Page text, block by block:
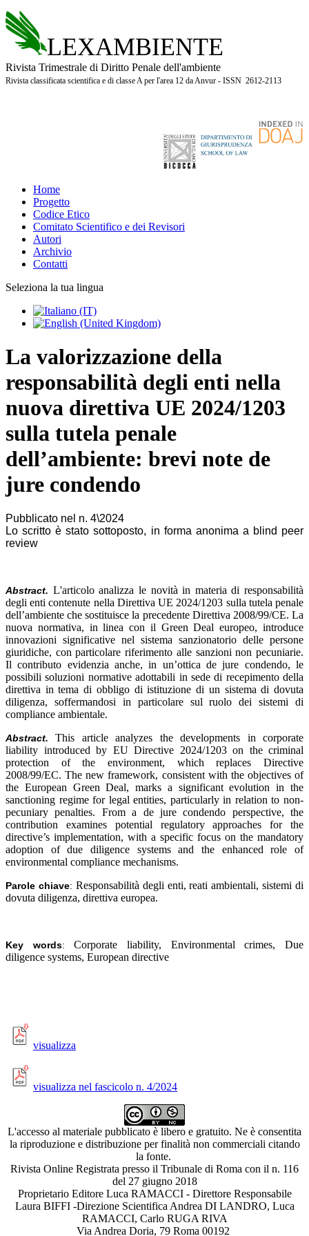
LEXAMBIENTE
Rivista Trimestrale di Diritto Penale dell'ambiente
Rivista classificata scientifica e di classe A per l'area 12 da Anvur - ISSN 2612-2113
Home
Progetto
Codice Etico
Comitato Scientifico e dei Revisori
Autori
Archivio
Contatti
Seleziona la tua lingua
La valorizzazione della
responsabilità degli enti nella
nuova direttiva UE 2024/1203
sulla tutela penale
dell’ambiente: brevi note de
jure condendo
Pubblicato nel n. 4\2024
Lo scritto è stato sottoposto, in forma anonima a blind peer
review
Abstract. L'articolo analizza le novità in materia di responsabilità
degli enti contenute nella Direttiva UE 2024/1203 sulla tutela penale
dell’ambiente che sostituisce la precedente Direttiva 2008/99/CE. La
nuova normativa, in linea con il Green Deal europeo, introduce
innovazioni significative nel sistema sanzionatorio delle persone
giuridiche, con particolare riferimento alle sanzioni non pecuniarie.
Il contributo evidenzia anche, in un’ottica de jure condendo, le
possibili soluzioni normative adottabili in sede di recepimento della
direttiva in tema di obbligo di istituzione di un sistema di dovuta
diligenza, soffermandosi in particolare sul ruolo dei sistemi di
compliance ambientale.
Abstract.This article analyzes the developments in corporate
liability introduced by EU Directive 2024/1203 on the criminal
protection of the environment, which replaces Directive
2008/99/EC. The new framework, consistent with the objectives of
the European Green Deal, marks a significant evolution in the
sanctioning regime for legal entities, particularly in relation to non-
pecuniary penalties. From a de jure condendo perspective, the
contribution examines potential regulatory approaches for the
directive’s implementation, with a specific focus on the mandatory
adoption of due diligence systems and the enhanced role of
environmental compliance mechanisms.
Parole chiave: Responsabilità degli enti, reati ambientali, sistemi di
dovuta diligenza, direttiva europea.
Key words:Corporate liability, Environmental crimes, Due
diligence systems, European directive
visualizza
visualizza nel fascicolo n. 4/2024
L'accesso al materiale pubblicato è libero e gratuito. Ne è consentita
la riproduzione e distribuzione per finalità non commerciali citando
la fonte.
Rivista Online Registrata presso il Tribunale di Roma con il n. 116
del 27 giugno 2018
Proprietario Editore Luca RAMACCI - Direttore Responsabile
Laura BIFFI -Direzione Scientifica Andrea DI LANDRO, Luca
RAMACCI, Carlo RUGA RIVA
Via Andrea Doria, 79 Roma 00192